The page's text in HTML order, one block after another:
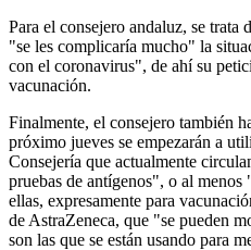
Para el consejero andaluz, se trata
"se les complicaría mucho" la
con el coronavirus", de ahí su
vacunación.
Finalmente, el consejero también
próximo jueves se empezarán a
Consejería que actualmente
pruebas de antígenos", o al
ellas, expresamente para
de AstraZeneca, que "se pueden
son las que se están usando para